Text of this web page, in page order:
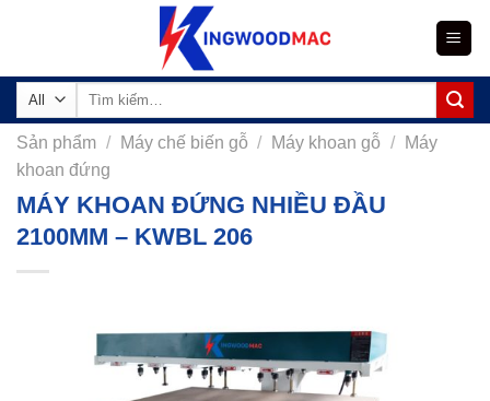
Tìm
Sản phẩm / Máy chế biến gỗ / Máy khoan gỗ /
Máy
khoan đứng
MÁY KHOAN ĐỨNG NHIỀU ĐẦU
2100MM – KWBL 206